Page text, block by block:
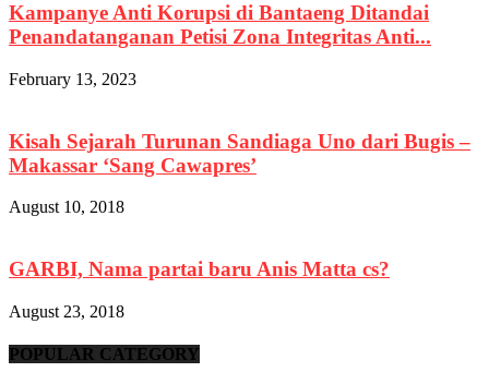
Kampanye Anti Korupsi di Bantaeng Ditandai
Penandatanganan Petisi Zona Integritas Anti...
February 13, 2023
Kisah Sejarah Turunan Sandiaga Uno dari Bugis –
Makassar ‘Sang Cawapres’
August 10, 2018
GARBI, Nama partai baru Anis Matta cs?
August 23, 2018
POPULAR CATEGORY